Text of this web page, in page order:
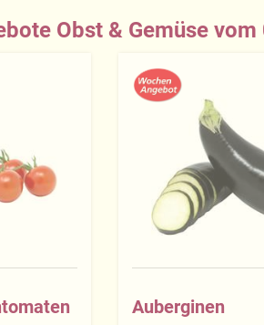
Obst & Gemüse
Auberginen